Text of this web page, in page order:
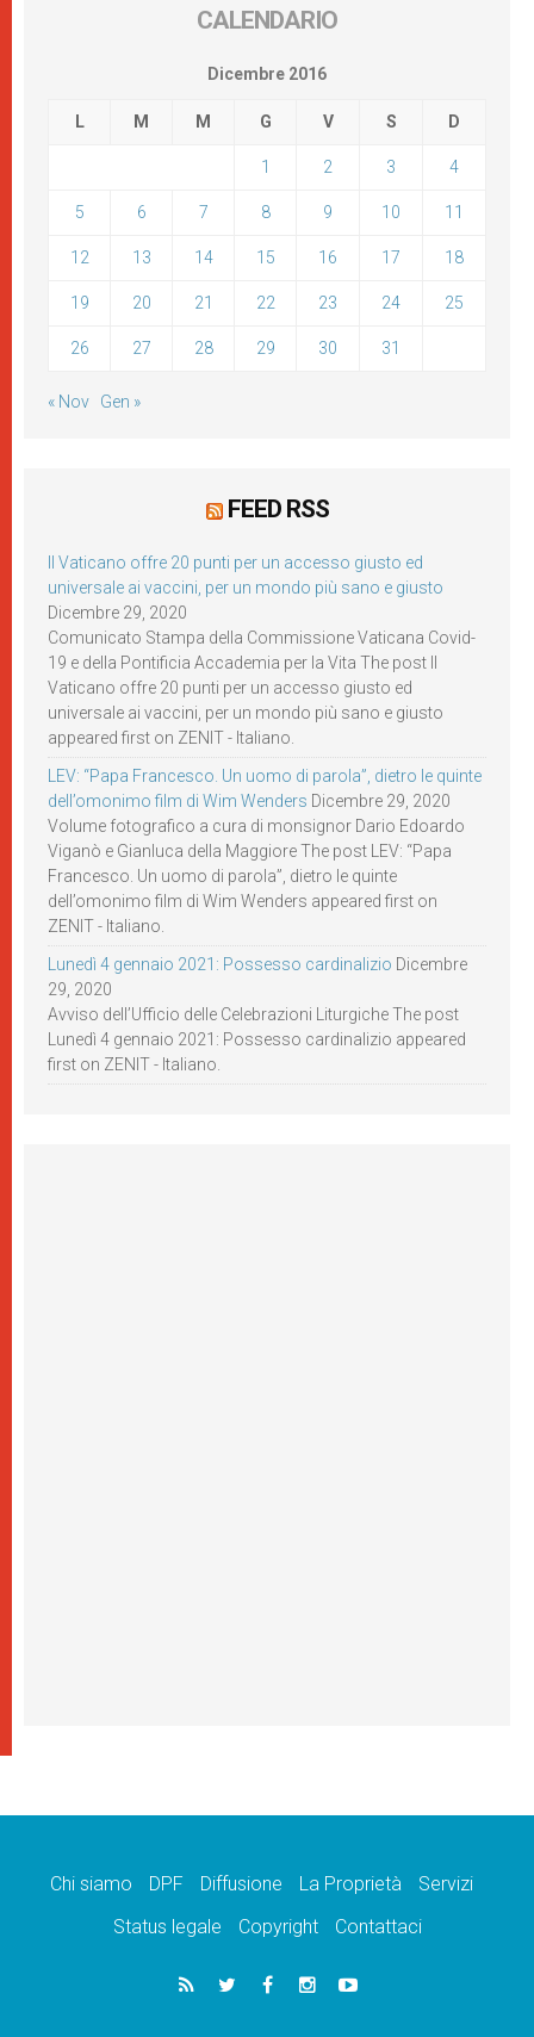
CALENDARIO
Dicembre 2016
L M M G V S D
1 2 3 4
5 6 7 8 9 10 11
12 13 14 15 16 17 18
19 20 21 22 23 24 25
26 27 28 29 30 31
« Nov Gen »
FEED RSS
Il Vaticano offre 20 punti per un accesso giusto ed
universale ai vaccini, per un mondo più sano e giusto
Dicembre 29, 2020
Comunicato Stampa della Commissione Vaticana Covid-
19 e della Pontificia Accademia per la Vita The post Il
Vaticano offre 20 punti per un accesso giusto ed
universale ai vaccini, per un mondo più sano e giusto
appeared first on ZENIT - Italiano.
LEV: “Papa Francesco. Un uomo di parola”, dietro le quinte
dell’omonimo film di Wim Wenders Dicembre 29, 2020
Volume fotografico a cura di monsignor Dario Edoardo
Viganò e Gianluca della Maggiore The post LEV: “Papa
Francesco. Un uomo di parola”, dietro le quinte
dell’omonimo film di Wim Wenders appeared first on
ZENIT - Italiano.
Lunedì 4 gennaio 2021: Possesso cardinalizio Dicembre
29, 2020
Avviso dell’Ufficio delle Celebrazioni Liturgiche The post
Lunedì 4 gennaio 2021: Possesso cardinalizio appeared
first on ZENIT - Italiano.
Chi siamo DPF Diffusione La Proprietà
Servizi
Status legale
Copyright Contattaci